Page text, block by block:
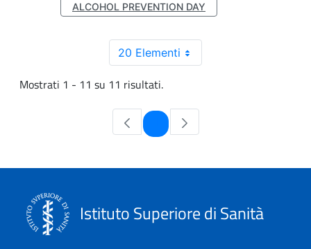
ALCOHOL PREVENTION DAY
20 Elementi
Mostrati 1 - 11 su 11 risultati.
Pagina
Istituto Superiore di Sanità